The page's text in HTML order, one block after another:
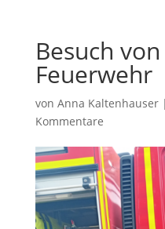
Besuch
Feuerwehr
von Anna Kaltenhauser|
Kommentare